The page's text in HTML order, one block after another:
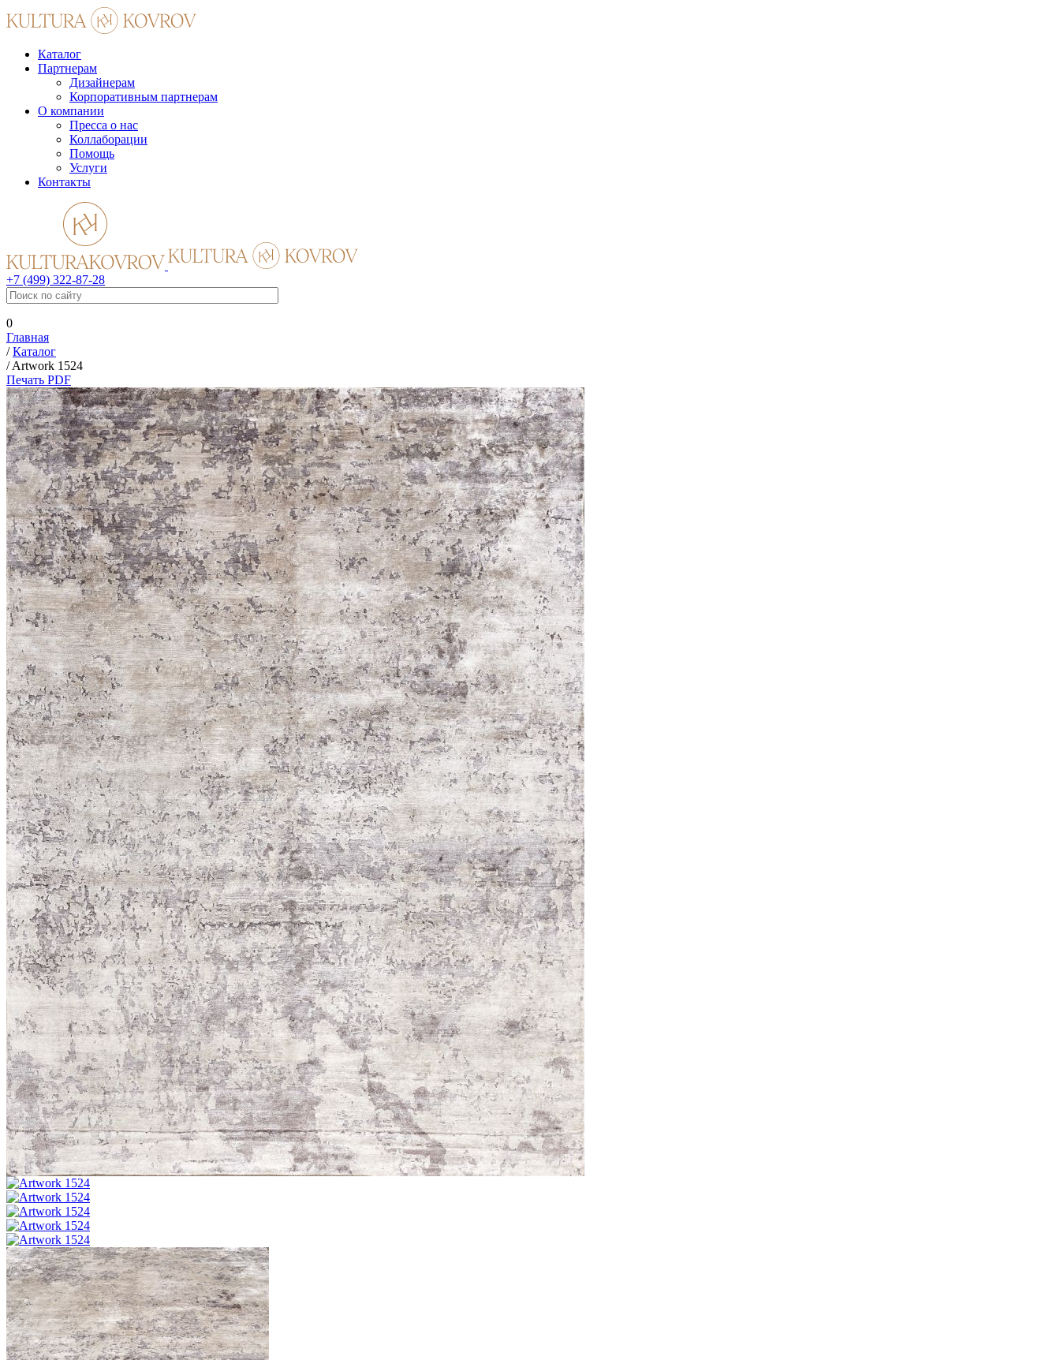
Каталог
Партнерам
Дизайнерам
Корпоративным партнерам
О компании
Пресса о нас
Коллаборации
Помощь
Услуги
Контакты
+7 (499) 322-87-28
0
Главная
/Каталог
/Artwork 1524
Печать PDF